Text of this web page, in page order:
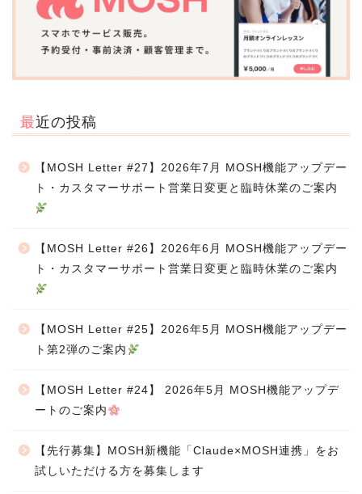
最近の投稿
【MOSH Letter #27】2026年7月 MOSH機能アップデー
ト・カスタマーサポート営業日変更と臨時休業のご案内
【MOSH Letter #26】2026年6月 MOSH機能アップデー
ト・カスタマーサポート営業日変更と臨時休業のご案内
【MOSH Letter #25】2026年5月 MOSH機能アップデー
ト第2弾のご案内
【MOSH Letter #24】 2026年5月 MOSH機能アップデ
ートのご案内
【先行募集】MOSH新機能「Claude×MOSH連携」をお
試しいただける方を募集します